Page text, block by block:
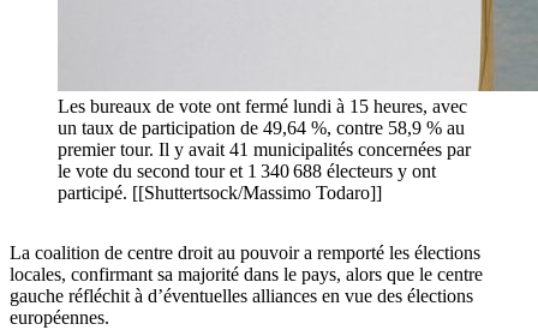
Les bureaux de vote ont fermé lundi à 15 heures, avec
un taux de participation de 49,64 %, contre 58,9 % au
premier tour. Il y avait 41 municipalités concernées par
le vote du second tour et 1 340 688 électeurs y ont
participé. [[Shuttertsock/Massimo Todaro]]
La coalition de centre droit au pouvoir a remporté les élections
locales, confirmant sa majorité dans le pays, alors que le centre
gauche réfléchit à d’éventuelles alliances en vue des élections
européennes.